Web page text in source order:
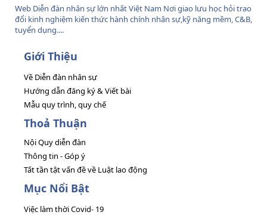
Web Diễn đàn nhân sự lớn nhất Việt Nam Nơi giao lưu học hỏi trao
đổi kinh nghiệm kiến thức hành chính nhân sự,kỹ năng mềm, C&B,
tuyển dụng....
Giới Thiệu
Về Diễn đàn nhân sự
Hướng dẫn đăng ký & Viết bài
Mẫu quy trình, quy chế
Thoả Thuận
Nội Quy diễn đàn
Thông tin - Góp ý
Tất tần tật vấn đề về Luật lao động
Mục Nổi Bật
Việc làm thời Covid- 19